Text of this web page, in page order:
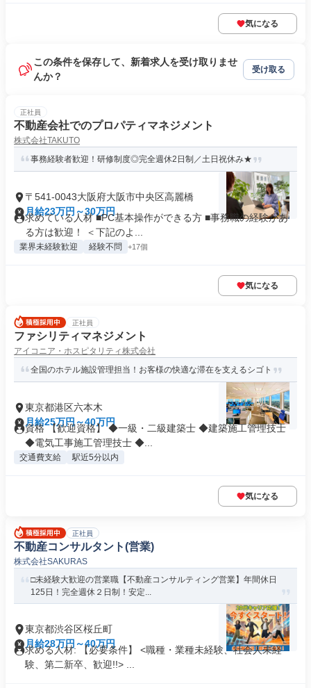
気になる
この条件を保存して、新着求人を受け取りませ
んか？
受け取る
正社員
不動産会社でのプロパティマネジメント
株式会社TAKUTO
事務経験者歓迎！研修制度◎完全週休2日制／土日祝休み★
〒541-0043大阪府大阪市中央区高麗橋
月給23万円～30万円
求めている人材 ■PC基本操作ができる方 ■事務職の経験があ
る方は歓迎！ ＜下記のよ...
業界未経験歓迎 経験不問 +17個
気になる
正社員
ファシリティマネジメント
アイコニア・ホスピタリティ株式会社
全国のホテル施設管理担当！お客様の快適な滞在を支えるシゴト
東京都港区六本木
月給25万円～40万円
資格 【歓迎資格】 ◆一級・二級建築士 ◆建築施工管理技士
◆電気工事施工管理技士 ◆...
交通費支給 駅近5分以内
気になる
正社員
不動産コンサルタント(営業)
株式会社SAKURAS
□未経験大歓迎の営業職【不動産コンサルティング営業】年間休日
125日！完全週休２日制！安定...
東京都渋谷区桜丘町
月給28万円～40万円
求める人材: 【必要条件】 <職種・業種未経験、社会人未経
験、第二新卒、歓迎!!> ...